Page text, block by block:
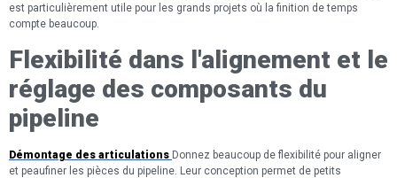
est particulièrement utile pour les grands projets où la finition de temps
compte beaucoup.
Flexibilité dans l'alignement et le
réglage des composants du
pipeline
Démontage des articulations Donnez beaucoup de flexibilité pour aligner
et peaufiner les pièces du pipeline. Leur conception permet de petits